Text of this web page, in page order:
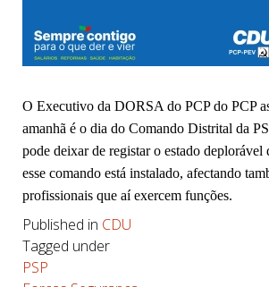
O Executivo da DORSA do PCP do PCP
amanhã é o dia do Comando Distrital da
pode deixar de registar o estado
esse comando está instalado, afectando
profissionais que aí exercem funções.
Published in CDU
Tagged under
PSP